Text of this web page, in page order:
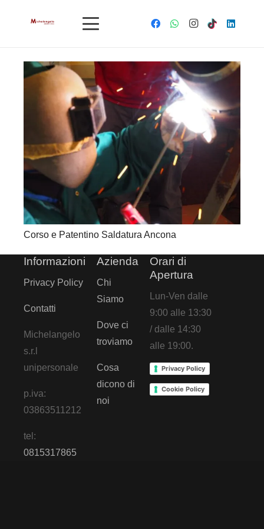
Corso e Patentino Saldatura Ancona
Informazioni
Privacy Policy
Contatti
Michelangelo
s.r.l
unipersonale
p.iva:
03863511212
tel:
0815317865
Azienda
Chi
Siamo
Dove ci
troviamo
Cosa
dicono di
noi
Orari di
Apertura
Lun-Ven dalle
9:00 alle 13:30
/ dalle 14:30
alle 19:00.
Privacy Policy
Cookie Policy